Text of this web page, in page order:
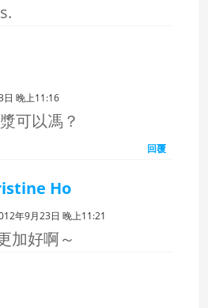
日 晚上11:16
可以馮？
回覆
Ho
年9月23日 晚上11:21
加好啊～